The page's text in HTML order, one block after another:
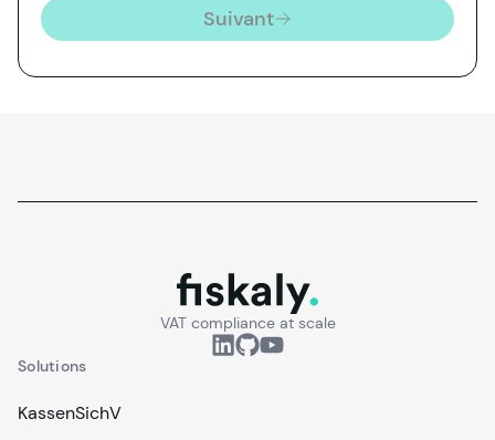
Suivant
fiskaly.
VAT compliance at scale
Solutions
KassenSichV